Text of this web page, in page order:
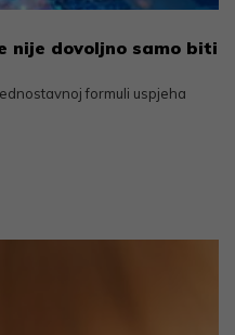
nije dovoljno samo biti
formuli uspjeha